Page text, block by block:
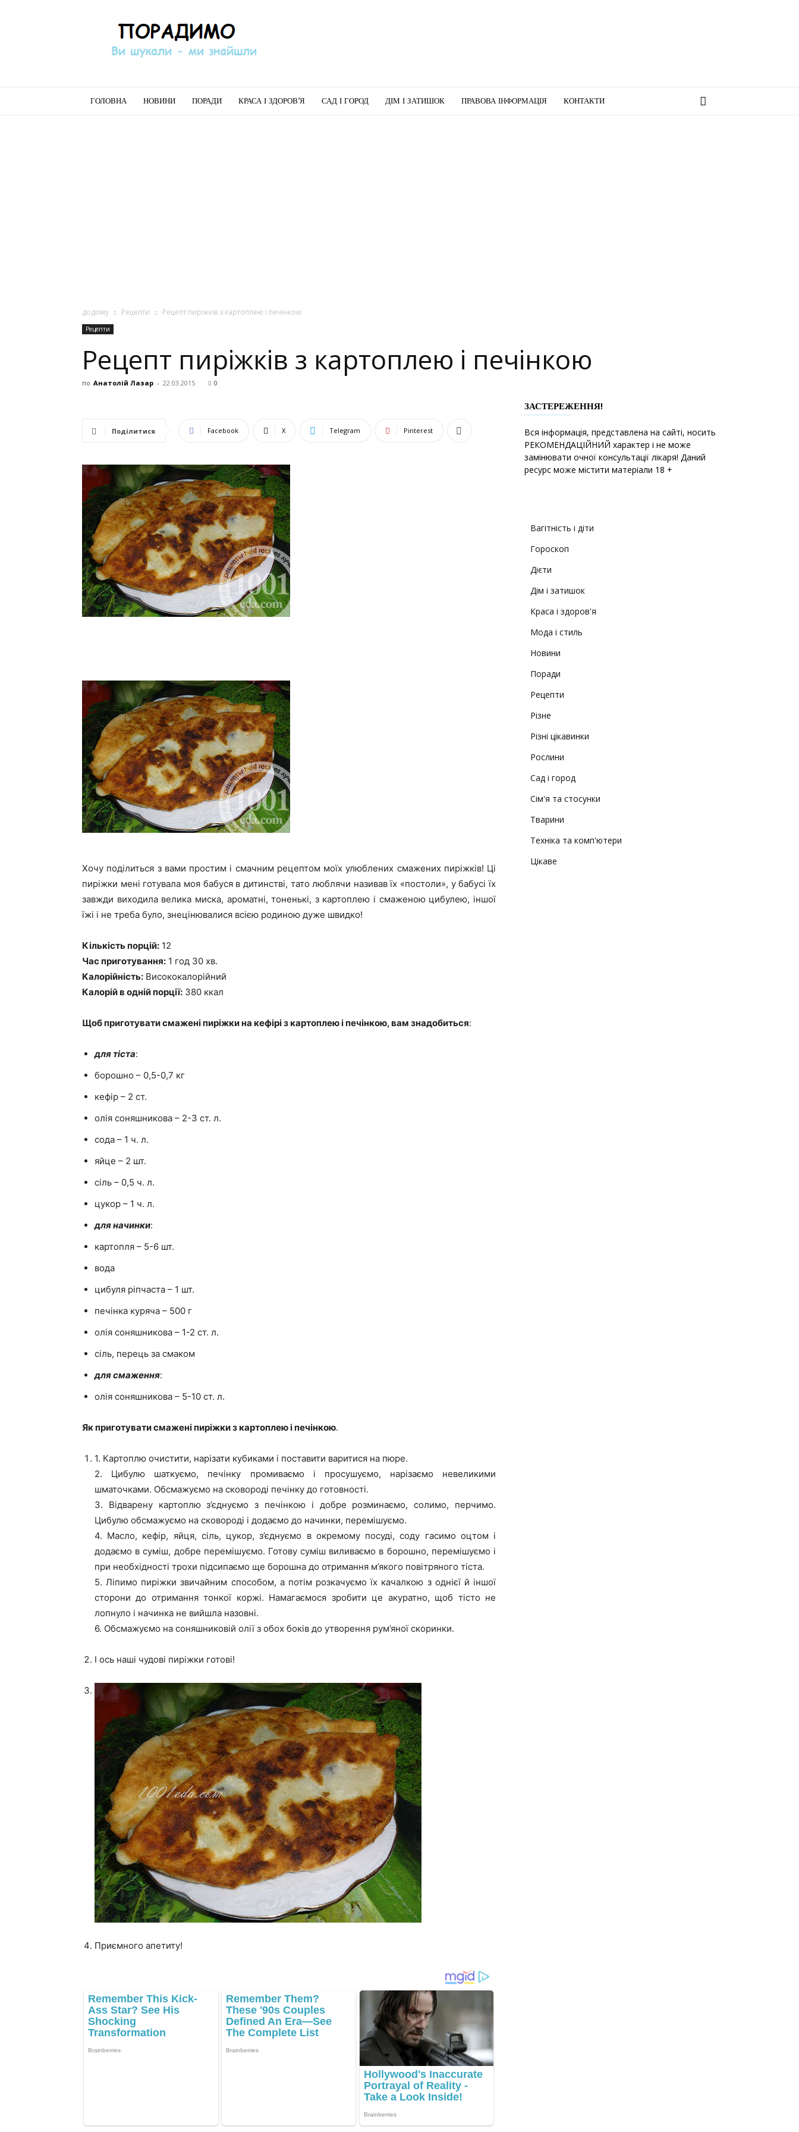
Порадимо
ГОЛОВНА НОВИНИ ПОРАДИ КРАСА І ЗДОРОВ’Я САД І ГОРОД ДІМ І ЗАТИШОК ПРАВОВА ІНФОРМАЦІЯ КОНТАКТИ
додому Рецепти Рецепт пиріжків з картоплею і печінкою
Рецепти
Рецепт пиріжків з картоплею і печінкою
по Анатолій Лазар - 22.03.2015 0
Поділитися Facebook X Telegram Pinterest
Хочу поділиться з вами простим і смачним рецептом моїх улюблених смажених пиріжків! Ці
пиріжки мені готувала моя бабуся в дитинстві, тато люблячи називав їх «постоли», у бабусі їх
завжди виходила велика миска, ароматні, тоненькі, з картоплею і смаженою цибулею, іншої
їжі і не треба було, знецінювалися всією родиною дуже швидко!
Кількість порцій: 12
Час приготування: 1 год 30 хв.
Калорійність: Висококалорійний
Калорій в одній порції: 380 ккал
Щоб приготувати смажені пиріжки на кефірі з картоплею і печінкою, вам знадобиться:
для тіста:
борошно – 0,5-0,7 кг
кефір – 2 ст.
олія соняшникова – 2-3 ст. л.
сода – 1 ч. л.
яйце – 2 шт.
сіль – 0,5 ч. л.
цукор – 1 ч. л.
для начинки:
картопля – 5-6 шт.
вода
цибуля ріпчаста – 1 шт.
печінка куряча – 500 г
олія соняшникова – 1-2 ст. л.
сіль, перець за смаком
для смаження:
олія соняшникова – 5-10 ст. л.
Як приготувати смажені пиріжки з картоплею і печінкою.
1. Картоплю очистити, нарізати кубиками і поставити варитися на пюре.
2. Цибулю шаткуємо, печінку промиваємо і просушуємо, нарізаємо невеликими
шматочками. Обсмажуємо на сковороді печінку до готовності.
3. Відварену картоплю з’єднуємо з печінкою і добре розминаємо, солимо, перчимо.
Цибулю обсмажуємо на сковороді і додаємо до начинки, перемішуємо.
4. Масло, кефір, яйця, сіль, цукор, з’єднуємо в окремому посуді, соду гасимо оцтом і
додаємо в суміш, добре перемішуємо. Готову суміш виливаємо в борошно, перемішуємо і
при необхідності трохи підсипаємо ще борошна до отримання м’якого повітряного тіста.
5. Ліпимо пиріжки звичайним способом, а потім розкачуємо їх качалкою з однієї й іншої
сторони до отримання тонкої коржі. Намагаємося зробити це акуратно, щоб тісто не
лопнуло і начинка не вийшла назовні.
6. Обсмажуємо на соняшниковій олії з обох боків до утворення рум’яної скоринки.
І ось наші чудові пиріжки готові!
Приємного апетиту!
ЗАСТЕРЕЖЕННЯ!
Вся інформація, представлена на сайті, носить
РЕКОМЕНДАЦІЙНИЙ характер і не може
замінювати очної консультації лікаря! Даний
ресурс може містити матеріали 18 +
Вагітність і діти
Гороскоп
Дієти
Дім і затишок
Краса і здоров'я
Мода і стиль
Новини
Поради
Рецепти
Різне
Різні цікавинки
Рослини
Сад і город
Сім'я та стосунки
Тварини
Техніка та комп'ютери
Цікаве